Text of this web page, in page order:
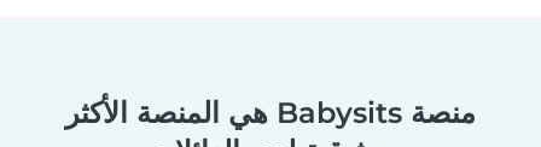
منصة Babysits هي المنصة الأكثر